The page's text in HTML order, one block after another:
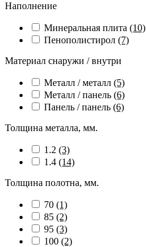
Наполнение
Минеральная плита (10)
Пенополистирол (7)
Материал снаружи / внутри
Металл / металл (5)
Металл / панель (6)
Панель / панель (6)
Толщина металла, мм.
1.2 (3)
1.4 (14)
Толщина полотна, мм.
70 (1)
85 (2)
95 (3)
100 (2)